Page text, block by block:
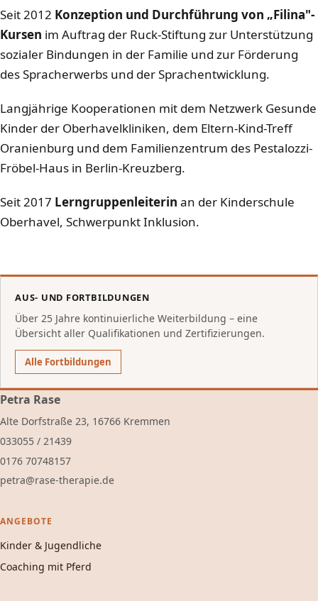
Seit 2012 Konzeption und Durchführung von „Filina"-
Kursen im Auftrag der Ruck-Stiftung zur Unterstützung
sozialer Bindungen in der Familie und zur Förderung
des Spracherwerbs und der Sprachentwicklung.
Langjährige Kooperationen mit dem Netzwerk Gesunde
Kinder der Oberhavelkliniken, dem Eltern-Kind-Treff
Oranienburg und dem Familienzentrum des Pestalozzi-
Fröbel-Haus in Berlin-Kreuzberg.
Seit 2017 Lerngruppenleiterin an der Kinderschule
Oberhavel, Schwerpunkt Inklusion.
AUS- UND FORTBILDUNGEN
Über 25 Jahre kontinuierliche Weiterbildung – eine
Übersicht aller Qualifikationen und Zertifizierungen.
Alle Fortbildungen
Petra Rase
Alte Dorfstraße 23, 16766 Kremmen
033055 / 21439
0176 70748157
ed.eipareht-esar@artep
ANGEBOTE
Kinder & Jugendliche
Coaching mit Pferd